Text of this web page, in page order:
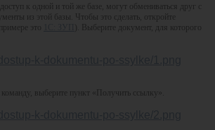
к одной и той же базе, могут обмениваться друг с
из этой базы. Чтобы это сделать, откройте
это
). Выберите документ, для которого
выберите пункт «Получить ссылку».